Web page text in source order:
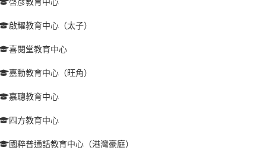
啟耀教育中心（太子）
喜閱堂教育中心
嘉勳教育中心（旺角）
嘉聰教育中心
四方教育中心
國粹普通話教育中心（港灣豪庭）